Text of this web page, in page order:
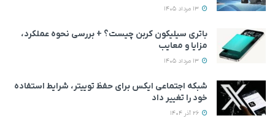
باتری سیلیکون کربن چیست؟ + بررسی نحوه عملکرد،
مزایا و معایب
شبکه اجتماعی ایکس برای حفظ توییتر، شرایط استفاده
خود را تغییر داد